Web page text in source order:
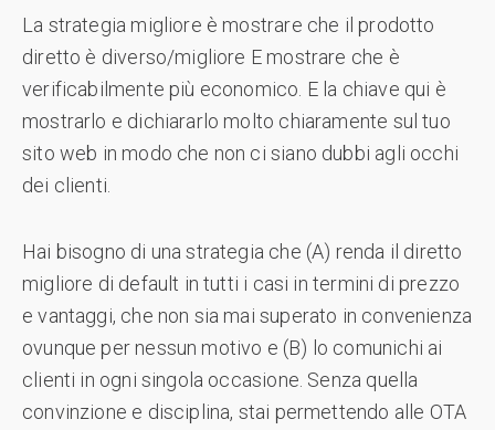
La strategia migliore è mostrare che il prodotto
diretto è diverso/migliore E mostrare che è
verificabilmente più economico. E la chiave qui è
mostrarlo e dichiararlo molto chiaramente sul tuo
sito web in modo che non ci siano dubbi agli occhi
dei clienti.
Hai bisogno di una strategia che (A) renda il diretto
migliore di default in tutti i casi in termini di prezzo
e vantaggi, che non sia mai superato in convenienza
ovunque per nessun motivo e (B) lo comunichi ai
clienti in ogni singola occasione. Senza quella
convinzione e disciplina, stai permettendo alle OTA